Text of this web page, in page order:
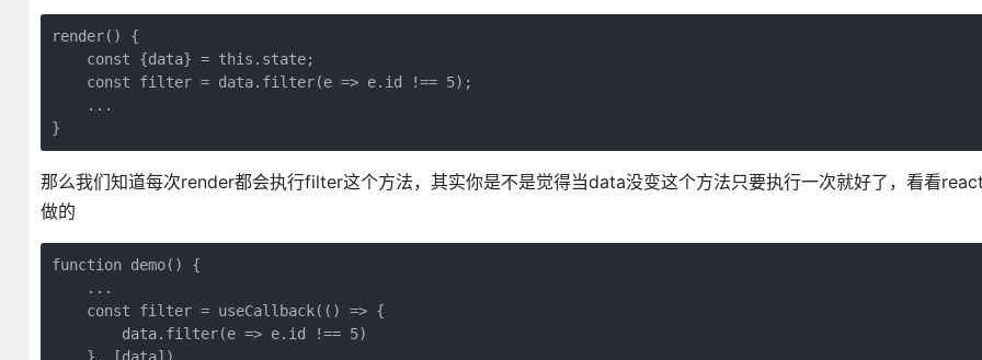
render() {
    const {data} = this.state;
    const filter = data.filter(e => e.id !== 5);
    ...
}
那么我们知道每次render都会执行filter这个方法，其实你是不是觉得当data没变这个方法只要执行一次就好了，看看
做的
function demo() {
    ...
    const filter = useCallback(() => {
        data.filter(e => e.id !== 5)